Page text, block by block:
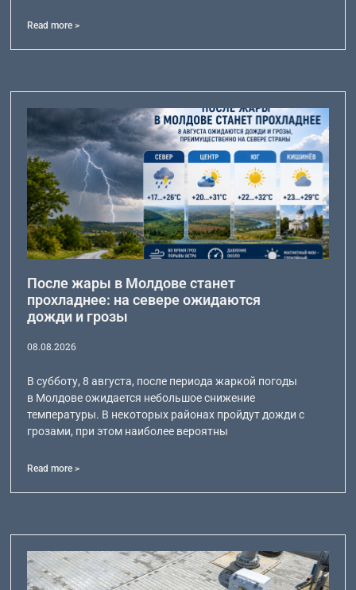
Read more >
После жары в Молдове станет
прохладнее: на севере ожидаются
дожди и грозы
08.08.2026
В субботу, 8 августа, после периода жаркой погоды
в Молдове ожидается небольшое снижение
температуры. В некоторых районах пройдут дожди с
грозами, при этом наиболее вероятны
Read more >